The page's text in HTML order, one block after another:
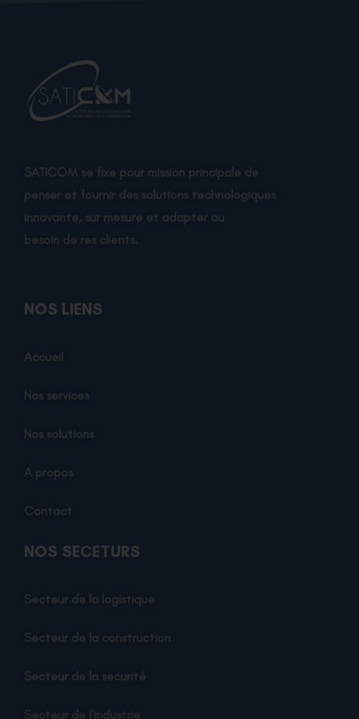
SATICOM se fixe pour mission principale de
penser et fournir des solutions technologiques
innovante, sur mesure et adapter au
besoin de res clients.
NOS LIENS
Accueil
Nos services
Nos solutions
A propos
Contact
NOS SECETURS
Secteur de la logistique
Secteur de la construction
Secteur de la securité
Secteur de l'industrie